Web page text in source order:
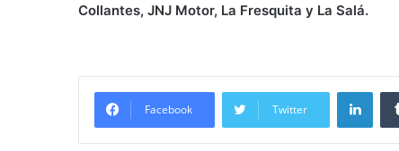
Collantes, JNJ Motor, La Fresquita y La Salá.
Facebook Twitter